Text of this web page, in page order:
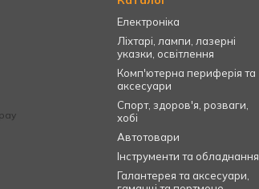
Електроніка
Ліхтарі, лампи, лазерні
указки, освітлення
Комп'ютерна периферія та
аксесуари
Спорт, здоров'я, розваги,
хобі
Автотовари
Інструменти та обладнання
Галантерея та аксесуари,